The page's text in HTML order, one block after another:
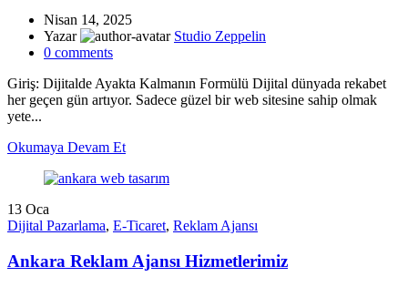
Nisan 14, 2025
Yazar
Studio Zeppelin
0 comments
Giriş: Dijitalde Ayakta Kalmanın Formülü Dijital dünyada rekabet
her geçen gün artıyor. Sadece güzel bir web sitesine sahip olmak
yete...
Okumaya Devam Et
13 Oca
Dijital Pazarlama, E-Ticaret, Reklam Ajansı
Ankara Reklam Ajansı Hizmetlerimiz